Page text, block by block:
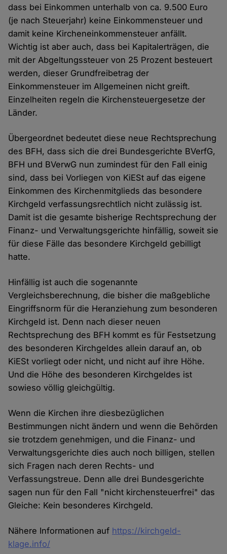
dass bei Einkommen unterhalb von ca. 9.500 Euro
(je nach Steuerjahr) keine Einkommensteuer und
damit keine Kircheneinkommensteuer anfällt.
Wichtig ist aber auch, dass bei Kapitalerträgen, die
mit der Abgeltungssteuer von 25 Prozent besteuert
werden, dieser Grundfreibetrag der
Einkommensteuer im Allgemeinen nicht greift.
Einzelheiten regeln die Kirchensteuergesetze der
Länder.
Übergeordnet bedeutet diese neue Rechtsprechung
des BFH, dass sich die drei Bundesgerichte BVerfG,
BFH und BVerwG nun zumindest für den Fall einig
sind, dass bei Vorliegen von KiESt auf das eigene
Einkommen des Kirchenmitglieds das besondere
Kirchgeld verfassungsrechtlich nicht zulässig ist.
Damit ist die gesamte bisherige Rechtsprechung der
Finanz- und Verwaltungsgerichte hinfällig, soweit sie
für diese Fälle das besondere Kirchgeld gebilligt
hatte.
Hinfällig ist auch die sogenannte
Vergleichsberechnung, die bisher die maßgebliche
Eingriffsnorm für die Heranziehung zum besonderen
Kirchgeld ist. Denn nach dieser neuen
Rechtsprechung des BFH kommt es für Festsetzung
des besonderen Kirchgeldes allein darauf an, ob
KiESt vorliegt oder nicht, und nicht auf ihre Höhe.
Und die Höhe des besonderen Kirchgeldes ist
sowieso völlig gleichgültig.
Wenn die Kirchen ihre diesbezüglichen
Bestimmungen nicht ändern und wenn die Behörden
sie trotzdem genehmigen, und die Finanz- und
Verwaltungsgerichte dies auch noch billigen, stellen
sich Fragen nach deren Rechts- und
Verfassungstreue. Denn alle drei Bundesgerichte
sagen nun für den Fall "nicht kirchensteuerfrei" das
Gleiche: Kein besonderes Kirchgeld.
Nähere Informationen auf https://kirchgeld-
klage.info/